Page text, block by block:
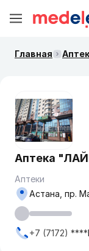
Главная
Аптека
Аптеки
Астана, пр.
+7 (7172) ****